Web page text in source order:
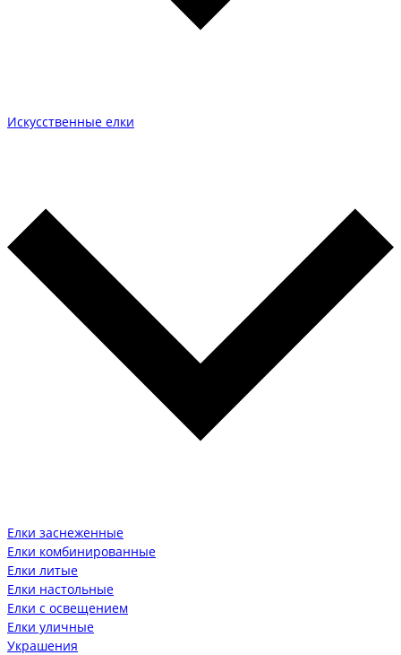
Искусственные елки
Елки заснеженные
Елки комбинированные
Елки литые
Елки настольные
Елки с освещением
Елки уличные
Украшения